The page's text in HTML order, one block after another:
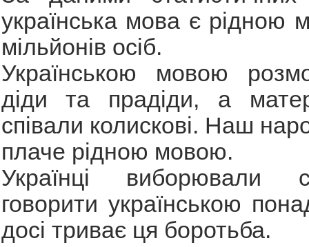
українська мова є рідною
мільйонів осіб.
Українською мовою
діди та прадіди, а
співали колискові. Наш
плаче рідною мовою.
Українці виборювали
говорити українською
досі триває ця боротьба.